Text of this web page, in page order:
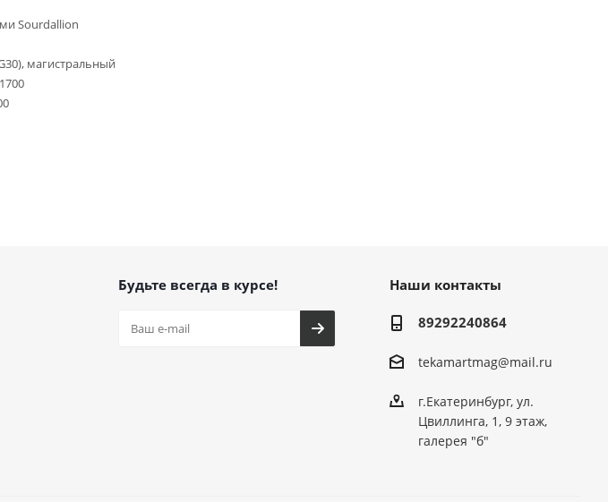
Sourdallion
магистральный
Будьте всегда в курсе! Наши контакты
89292240864
tekamartmag@mail.ru
г.Екатеринбург, ул.
Цвиллинга, 1, 9 этаж,
галерея "б"